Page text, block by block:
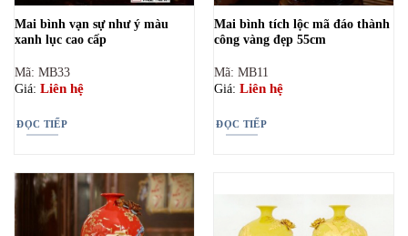
Mai bình vạn sự như ý màu
xanh lục cao cấp
Mã: MB33
Giá: Liên hệ
ĐỌC TIẾP
Mai bình tích lộc mã đáo thành
công vàng đẹp 55cm
Mã: MB11
Giá: Liên hệ
ĐỌC TIẾP